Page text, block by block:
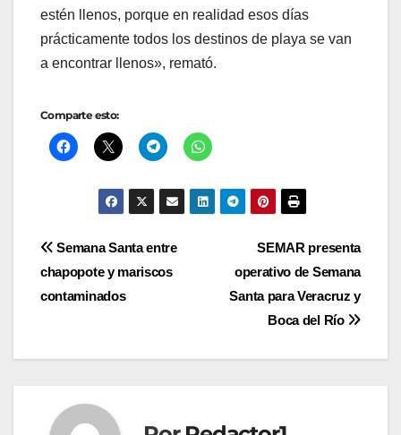
estén llenos, porque en realidad esos días
prácticamente todos los destinos de playa se van
a encontrar llenos», remató.
Comparte esto:
Navegación
de
SEMAR presenta
operativo de Semana
Santa para Veracruz y
Boca del Río
Semana Santa entre
chapopote y mariscos
contaminados